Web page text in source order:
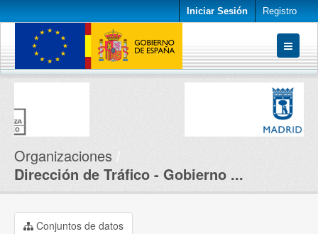
Iniciar Sesión Registro
Conjuntos de datos
Organizaciones
Organizaciones
Dirección de Tráfico - Gobierno ...
Conjuntos de datos